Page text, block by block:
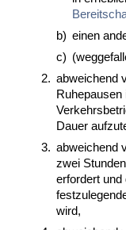
b) einen
c)
2. abweichend
Ruhepausen
Dauer
3. abweichend
zwei
erfordert und
wird,